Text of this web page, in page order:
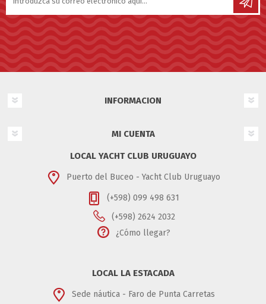
INFORMACION
MI CUENTA
LOCAL YACHT CLUB URUGUAYO
Puerto del Buceo - Yacht Club Uruguayo
(+598) 099 498 631
(+598) 2624 2032
¿Cómo llegar?
LOCAL LA ESTACADA
Sede náutica - Faro de Punta Carretas